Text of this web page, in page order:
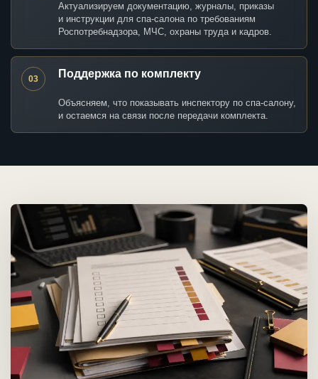
Актуализируем документацию, журналы, приказы
и инструкции для спа-салона по требованиям
Роспотребнадзора, МЧС, охраны труда и кадров.
03 Поддержка по комплекту
Объясняем, что показывать инспектору по спа-салону,
и остаемся на связи после передачи комплекта.